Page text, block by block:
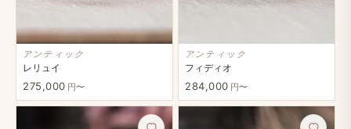
アンティック
レリュイ
275,000 円〜
アンティック
フィディオ
284,000 円〜